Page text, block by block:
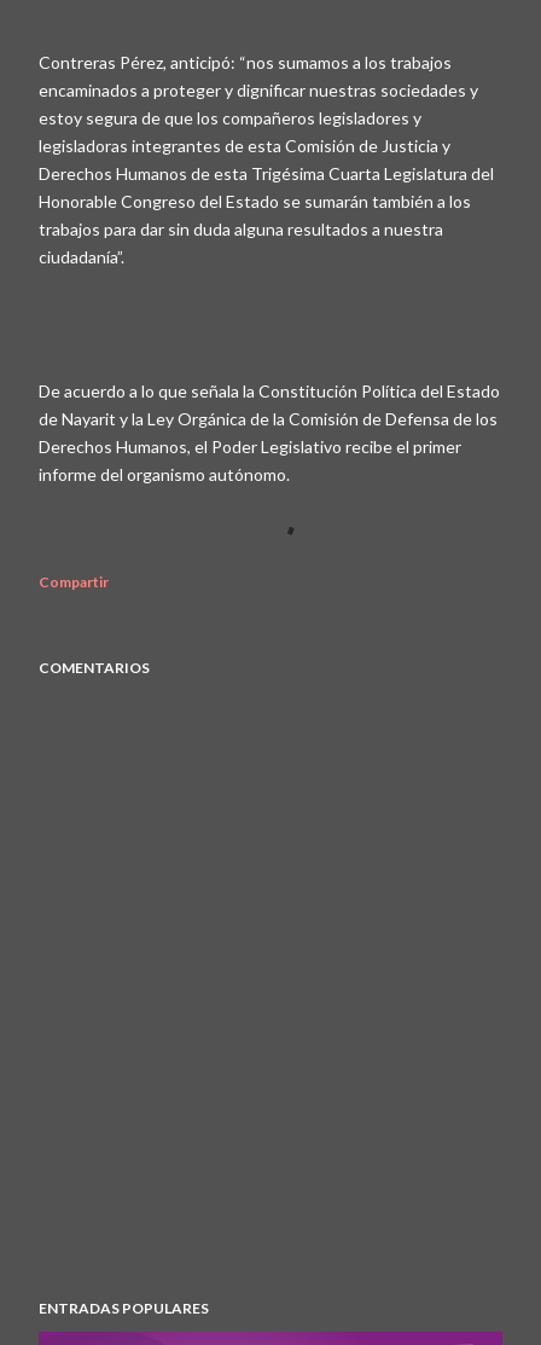
Contreras Pérez, anticipó: “nos sumamos a los trabajos
encaminados a proteger y dignificar nuestras sociedades y
estoy segura de que los compañeros legisladores y
legisladoras integrantes de esta Comisión de Justicia y
Derechos Humanos de esta Trigésima Cuarta Legislatura del
Honorable Congreso del Estado se sumarán también a los
trabajos para dar sin duda alguna resultados a nuestra
ciudadanía”.
De acuerdo a lo que señala la Constitución Política del Estado
de Nayarit y la Ley Orgánica de la Comisión de Defensa de los
Derechos Humanos, el Poder Legislativo recibe el primer
informe del organismo autónomo.
Compartir
COMENTARIOS
ENTRADAS POPULARES